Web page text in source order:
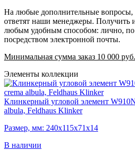
На любые дополнительные
ответят наши менеджеры.
любым удобным способом: лично, по
посредством электронной почты.
Минимальная сумма заказ 10 000 руб.
Элементы коллекции
Клинкерный угловой элемент
albula, Feldhaus Klinker
Размер, мм: 240х115х71х14
В наличии